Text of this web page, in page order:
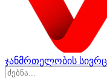
ჯანმრთელობის